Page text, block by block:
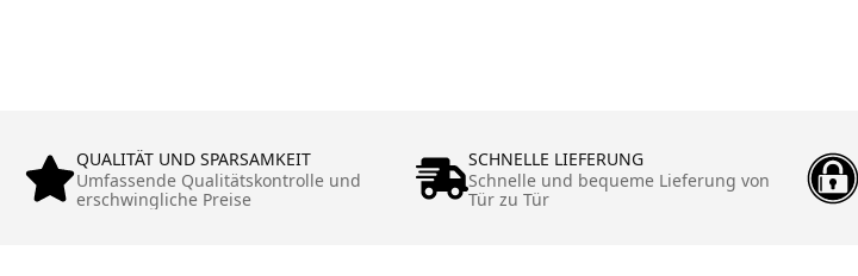
QUALITÄT UND SPARSAMKEIT
Umfassende Qualitätskontrolle und
erschwingliche Preise
SCHNELLE LIEFERUNG
Schnelle und bequeme Lieferung von
Tür zu Tür